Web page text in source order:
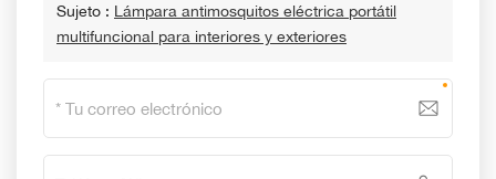
Sujeto : Lámpara antimosquitos eléctrica portátil
multifuncional para interiores y exteriores